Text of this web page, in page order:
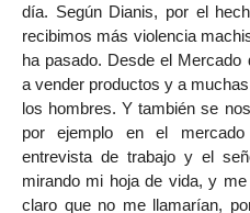
día. Según Dianis, por el
recibimos más violencia
ha pasado. Desde el
a vender productos y a
los hombres. Y también se
por ejemplo en el
entrevista de trabajo y el
mirando mi hoja de vida, y me
claro que no me llamarían,